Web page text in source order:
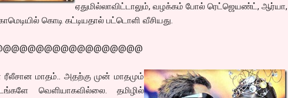
ஏதுமில்லாவிட்டாலும், வழக்கம் போல் ரெட்ஜெயண்ட், ஆர்யா,
கொடி கட்டியதால் பட்டொளி வீசியது.
ரீலீசான மாதம்.. அதற்கு முன் மாதமும்
வெளியாகவில்லை. தமிழில்